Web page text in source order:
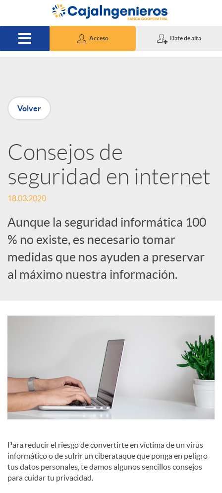
Saltar al contenido principal
Acceso Date de alta
P
u
b
l
i
c
a
d
r
d
e
c
Volver
Consejos de
seguridad en internet
18.03.2020
Aunque la seguridad informática 100
% no existe, es necesario tomar
medidas que nos ayuden a preservar
al máximo nuestra información.
Para reducir el riesgo de convertirte en víctima de un virus
informático o de sufrir un ciberataque que ponga en peligro
tus datos personales, te damos algunos sencillos consejos
para cuidar tu privacidad.